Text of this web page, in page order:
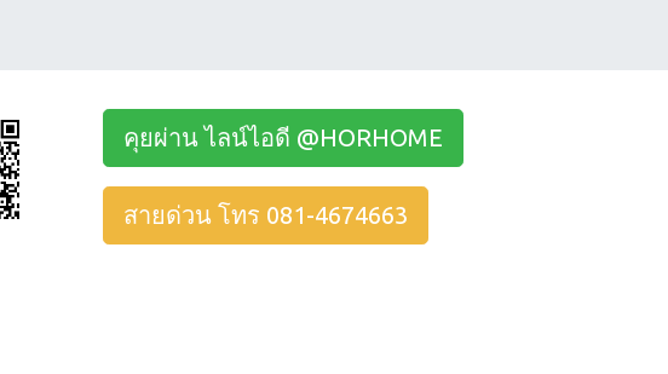
คุยผ่าน ไลน์ไอดี @HORHOME
สายด่วน โทร 081-4674663